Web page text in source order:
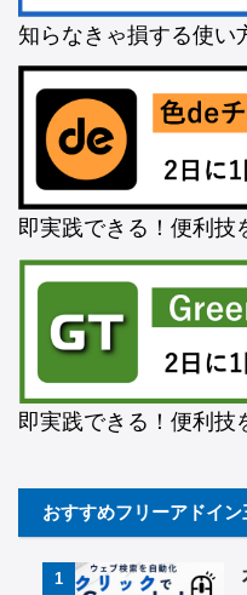
知らなきゃ損する使い
即実践できる！便利技
即実践できる！便利技
おすすめフリーアドイン
1